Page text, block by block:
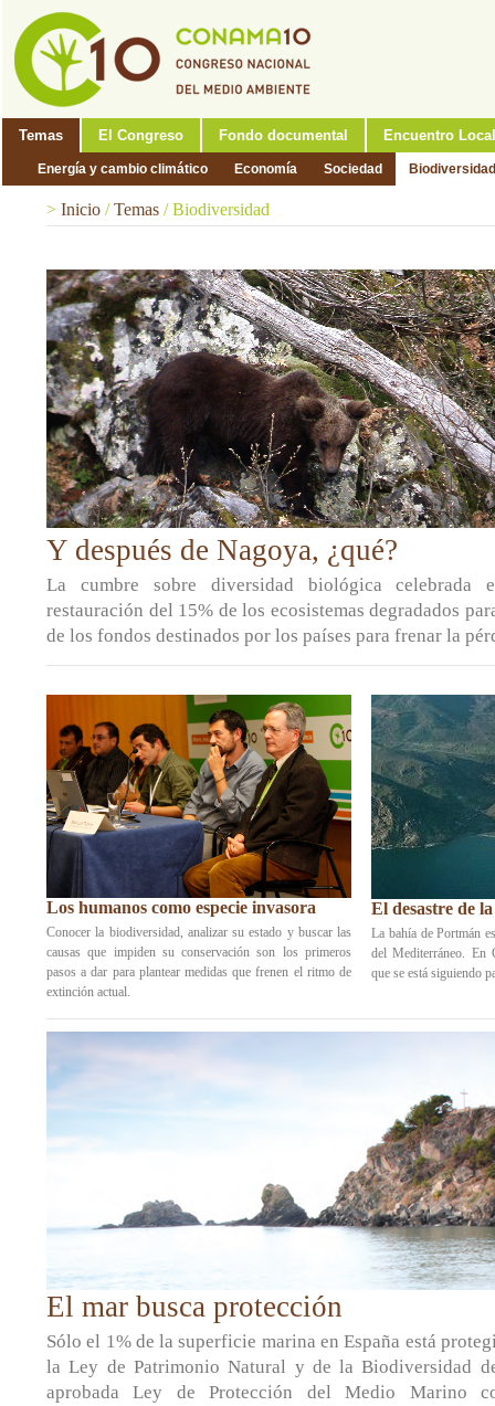
Temas El Congreso Fondo documental Encuentro Local
Energía y cambio climático Economía Sociedad Biodiversidad
> Inicio /Temas / Biodiversidad
Y después de Nagoya, ¿qué?
La cumbre sobre diversidad biológica celebrada
restauración del 15% de los ecosistemas degradados
de los fondos destinados por los países para frenar la
Los humanos como especie invasora
Conocer la biodiversidad, analizar su estado y buscar las
causas que impiden su conservación son los primeros
pasos a dar para plantear medidas que frenen el ritmo de
extinción actual.
El desastre de
La bahía de Portmán
del Mediterráneo. En
que se está siguiendo
El mar busca protección
Sólo el 1% de la superficie marina en España está
la Ley de Patrimonio Natural y de la Biodiversidad
aprobada Ley de Protección del Medio Marino